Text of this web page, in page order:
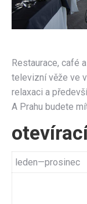
Restaurace, café
televizní věže ve
relaxaci a
A Prahu budete
leden—prosinec